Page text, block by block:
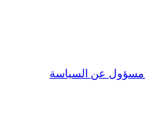
مسؤول عن السياسة